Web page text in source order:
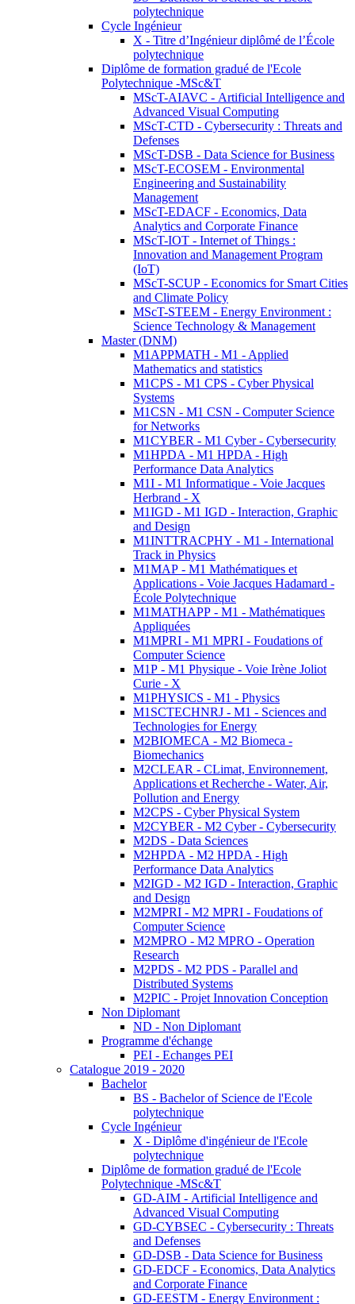
polytechnique
Cycle Ingénieur
X - Titre d’Ingénieur diplômé de l’École
polytechnique
Diplôme de formation gradué de l'Ecole
Polytechnique -MSc&T
MScT-AIAVC - Artificial Intelligence and
Advanced Visual Computing
MScT-CTD - Cybersecurity : Threats and
Defenses
MScT-DSB - Data Science for Business
MScT-ECOSEM - Environmental
Engineering and Sustainability
Management
MScT-EDACF - Economics, Data
Analytics and Corporate Finance
MScT-IOT - Internet of Things :
Innovation and Management Program
(IoT)
MScT-SCUP - Economics for Smart Cities
and Climate Policy
MScT-STEEM - Energy Environment :
Science Technology & Management
Master (DNM)
M1APPMATH - M1 - Applied
Mathematics and statistics
M1CPS - M1 CPS - Cyber Physical
Systems
M1CSN - M1 CSN - Computer Science
for Networks
M1CYBER - M1 Cyber - Cybersecurity
M1HPDA - M1 HPDA - High
Performance Data Analytics
M1I - M1 Informatique - Voie Jacques
Herbrand - X
M1IGD - M1 IGD - Interaction, Graphic
and Design
M1INTTRACPHY - M1 - International
Track in Physics
M1MAP - M1 Mathématiques et
Applications - Voie Jacques Hadamard -
École Polytechnique
M1MATHAPP - M1 - Mathématiques
Appliquées
M1MPRI - M1 MPRI - Foudations of
Computer Science
M1P - M1 Physique - Voie Irène Joliot
Curie - X
M1PHYSICS - M1 - Physics
M1SCTECHNRJ - M1 - Sciences and
Technologies for Energy
M2BIOMECA - M2 Biomeca -
Biomechanics
M2CLEAR - CLimat, Environnement,
Applications et Recherche - Water, Air,
Pollution and Energy
M2CPS - Cyber Physical System
M2CYBER - M2 Cyber - Cybersecurity
M2DS - Data Sciences
M2HPDA - M2 HPDA - High
Performance Data Analytics
M2IGD - M2 IGD - Interaction, Graphic
and Design
M2MPRI - M2 MPRI - Foudations of
Computer Science
M2MPRO - M2 MPRO - Operation
Research
M2PDS - M2 PDS - Parallel and
Distributed Systems
M2PIC - Projet Innovation Conception
Non Diplomant
ND - Non Diplomant
Programme d'échange
PEI - Echanges PEI
Catalogue 2019 - 2020
Bachelor
BS - Bachelor of Science de l'Ecole
polytechnique
Cycle Ingénieur
X - Diplôme d'ingénieur de l'Ecole
polytechnique
Diplôme de formation gradué de l'Ecole
Polytechnique -MSc&T
GD-AIM - Artificial Intelligence and
Advanced Visual Computing
GD-CYBSEC - Cybersecurity : Threats
and Defenses
GD-DSB - Data Science for Business
GD-EDCF - Economics, Data Analytics
and Corporate Finance
GD-EESTM - Energy Environment :